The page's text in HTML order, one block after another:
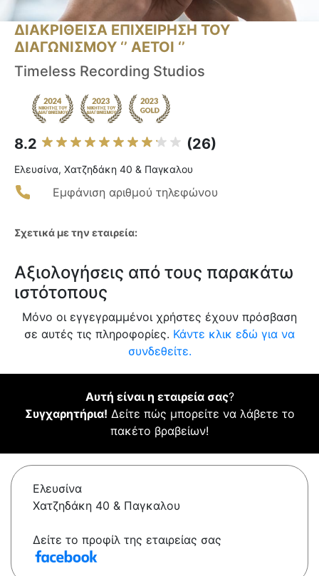
ΔΙΑΚΡΙΘΕΙΣΑ ΕΠΙΧΕΙΡΗΣΗ ΤΟΥ
ΔΙΑΓΩΝΙΣΜΟΥ ‘’ ΑΕΤΟΙ ‘’
Timeless Recording Studios
8.2 (26)
Ελευσίνα, Χατζηδάκη 40 & Παγκαλου
Εμφάνιση αριθμού τηλεφώνου
Σχετικά με την εταιρεία:
Αξιολογήσεις από τους παρακάτω
ιστότοπους
Μόνο οι εγγεγραμμένοι χρήστες έχουν πρόσβαση
σε αυτές τις πληροφορίες. Κάντε κλικ εδώ για να
συνδεθείτε.
Αυτή είναι η εταιρεία σας?
Συγχαρητήρια! Δείτε πώς μπορείτε να λάβετε το
πακέτο βραβείων!
Ελευσίνα
Χατζηδάκη 40 & Παγκαλου
Δείτε το προφίλ της εταιρείας σας